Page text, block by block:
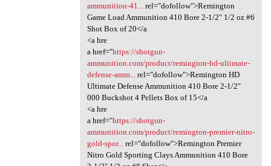
ammunition-41...rel="dofollow">Remington
Game Load Ammunition 410 Bore 2-1/2″ 1/2 oz #6
Shot Box of 20</a
<a hre
a href="https://shotgun-
ammunition.com/product/remington-hd-ultimate-
defense-amm...rel="dofollow">Remington HD
Ultimate Defense Ammunition 410 Bore 2-1/2″
000 Buckshot 4 Pellets Box of 15</a
<a hre
a href="https://shotgun-
ammunition.com/product/remington-premier-nitro-
gold-spor...rel="dofollow">Remington Premier
Nitro Gold Sporting Clays Ammunition 410 Bore